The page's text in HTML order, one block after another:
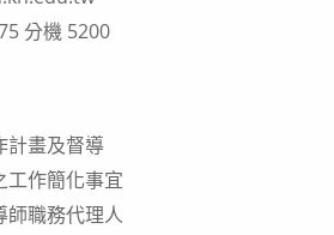
分機 5200
計畫及督導
工作簡化事宜
師職務代理人